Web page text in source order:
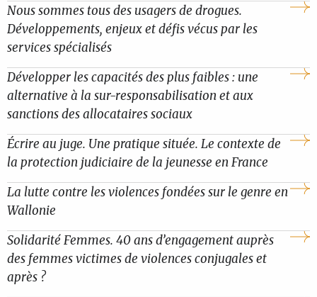
Nous sommes tous des usagers de drogues.
Développements, enjeux et défis vécus par les
services spécialisés
Développer les capacités des plus faibles : une
alternative à la sur-responsabilisation et aux
sanctions des allocataires sociaux
Écrire au juge. Une pratique située. Le contexte de
la protection judiciaire de la jeunesse en France
La lutte contre les violences fondées sur le genre en
Wallonie
Solidarité Femmes. 40 ans d’engagement auprès
des femmes victimes de violences conjugales et
après ?